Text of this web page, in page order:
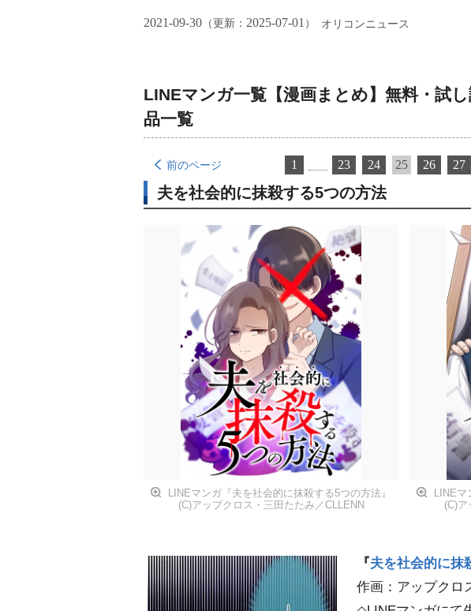
2021-09-30 （更新： 2025-07-01 ） オリコンニュース
LINEマンガ一覧【漫画まとめ】無料・試
品一覧
前のページ 1 23 24 25 26 27
夫を社会的に抹殺する5つの方法
LINEマンガ『夫を社会的に抹殺する5つの方法』
(C)アップクロス・三田たたみ／CLLENN
LINEマ
(C)
『夫を社会的に抹
作画：アップクロ